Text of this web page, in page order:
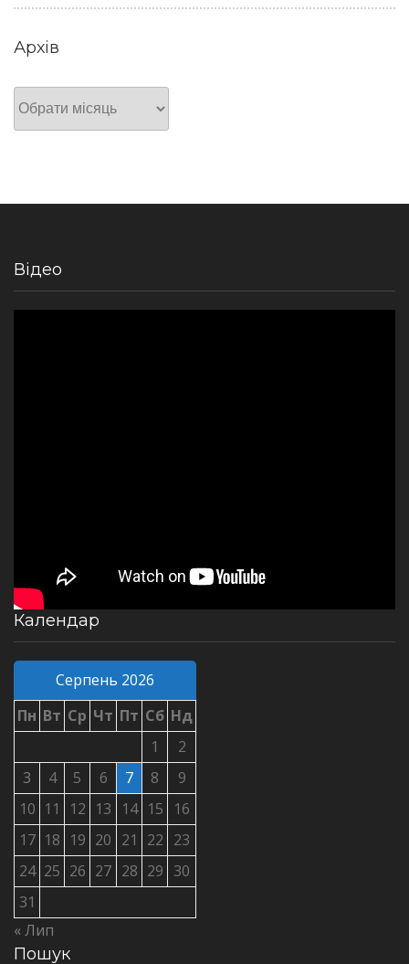
Архів
Архів
Відео
Календар
Серпень 2026
Пн Вт Ср Чт Пт Сб Нд
1
2
3
4 5 6 7 8
9
10 11 12 13 14 15
16
17 18 19 20 21 22 23
24 25 26 27 28 29 30
31
« Лип
Пошук